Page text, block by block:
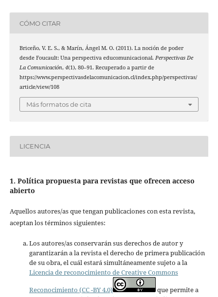
CÓMO CITAR
Briceño, V. E. S., & Marín, Ángel M. O. (2011). La noción de poder
desde Foucault: Una perspectiva educomunicacional. Perspectivas De
La Comunicación, 4(1), 80–91. Recuperado a partir de
https://www.perspectivasdelacomunicacion.cl/index.php/perspectivas/
article/view/108
Más formatos de cita
LICENCIA
1. Política propuesta para revistas que ofrecen acceso
abierto
Aquellos autores/as que tengan publicaciones con esta revista,
aceptan los términos siguientes:
Los autores/as conservarán sus derechos de autor y
garantizarán a la revista el derecho de primera publicación
de su obra, el cuál estará simultáneamente sujeto a la
Licencia de reconocimiento de Creative Commons
Reconocimiento (CC -BY 4.0)
que permite a